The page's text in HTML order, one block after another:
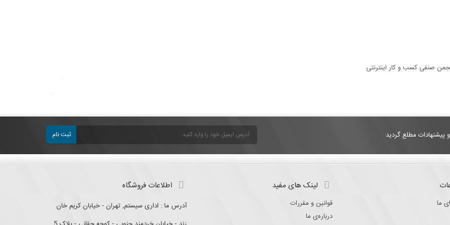
پیشنهادات مطلع گردید ثبت نام
ما
لینک های مفید
قوانین و مقررات
درباره‌ی ما
اطلاعات فروشگاه
آدرس ما : اداری سیستم, تهران - خیابان کریم خان